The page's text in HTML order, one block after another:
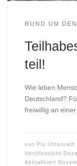
RUND UM
teil!
Wie leben
Deutschland?
freiwillig an
von Pia Utzenrath
Veröffentlicht
Aktualisiert